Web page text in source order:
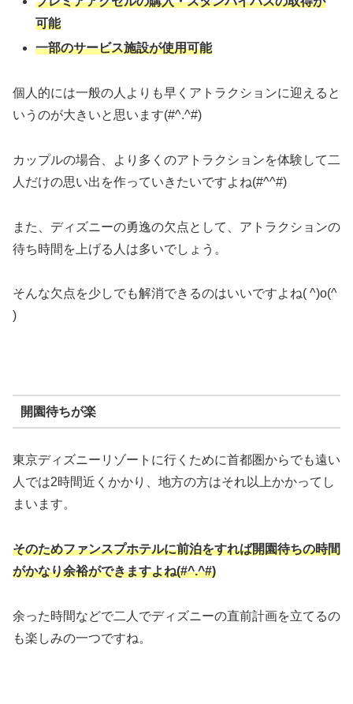
可能
一部のサービス施設が使用可能
個人的には一般の人よりも早くアトラクションに迎えると
いうのが大きいと思います(#^.^#)
カップルの場合、より多くのアトラクションを体験して二
人だけの思い出を作っていきたいですよね(#^^#)
また、ディズニーの勇逸の欠点として、アトラクションの
待ち時間を上げる人は多いでしょう。
そんな欠点を少しでも解消できるのはいいですよね( ^)o(^
)
開園待ちが楽
東京ディズニーリゾートに行くために首都圏からでも遠い
人では2時間近くかかり、地方の方はそれ以上かかってし
まいます。
そのためファンスプホテルに前泊をすれば開園待ちの時間
がかなり余裕ができますよね(#^.^#)
余った時間などで二人でディズニーの直前計画を立てるの
も楽しみの一つですね。